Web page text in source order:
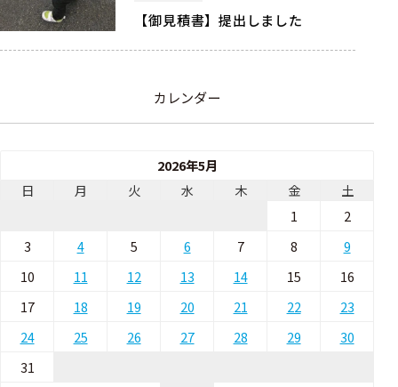
【御見積書】提出しました
カレンダー
2026年5月
日
月 火 水 木 金 土
1
2
3
4 5 6 7 8
9
10
11 12 13 14 15
16
17
18 19 20 21 22
23
24
25 26 27 28 29
30
31